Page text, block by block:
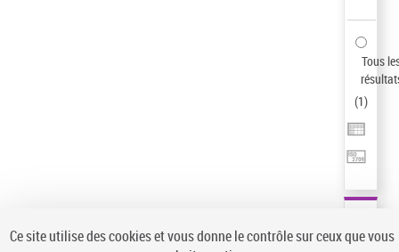
Tous
(1)
Ce site utilise des cookies et vous donne le contrôle sur ceux que vous